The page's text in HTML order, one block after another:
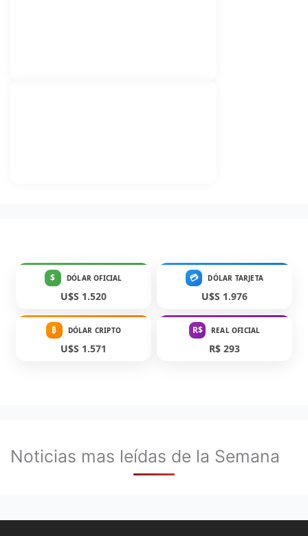
$ DÓLAR OFICIAL
U$S 1.520
💳 DÓLAR TARJETA
U$S 1.976
₿ DÓLAR CRIPTO
U$S 1.571
R$ REAL OFICIAL
R$ 293
Noticias mas leídas de la Semana